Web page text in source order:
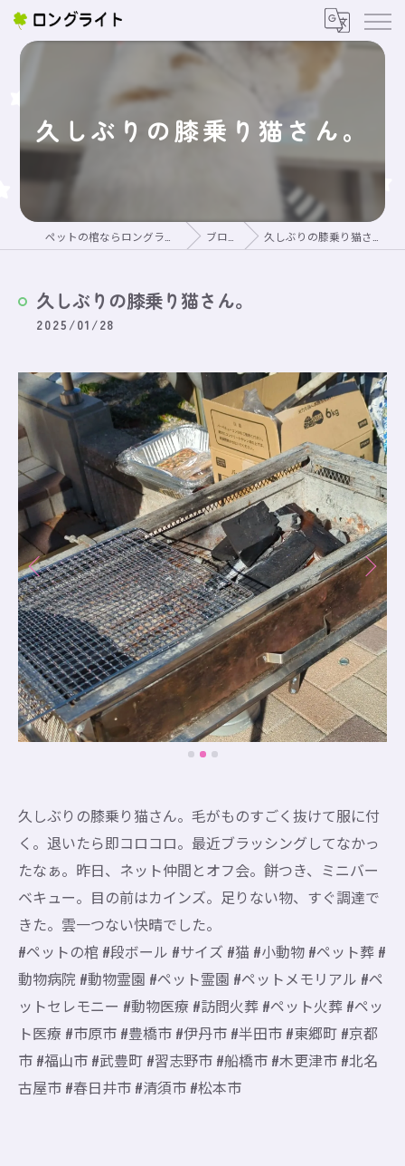
久しぶりの膝乗り猫さん。
ブログ 久しぶりの膝乗り猫さん。
久しぶりの膝乗り猫さん。
2025/01/28
久しぶりの膝乗り猫さん。毛がものすごく抜けて服に付
く。退いたら即コロコロ。最近ブラッシングしてなかっ
たなぁ。昨日、ネット仲間とオフ会。餅つき、ミニバー
ベキュー。目の前はカインズ。足りない物、すぐ調達で
きた。雲一つない快晴でした。
#ペットの棺 #段ボール #サイズ #猫 #小動物 #ペット葬 #
動物病院 #動物霊園 #ペット霊園 #ペットメモリアル #ペ
ットセレモニー #動物医療 #訪問火葬 #ペット火葬 #ペッ
ト医療 #市原市 #豊橋市 #伊丹市 #半田市 #東郷町 #京都
市 #福山市 #武豊町 #習志野市 #船橋市 #木更津市 #北名
古屋市 #春日井市 #清須市 #松本市